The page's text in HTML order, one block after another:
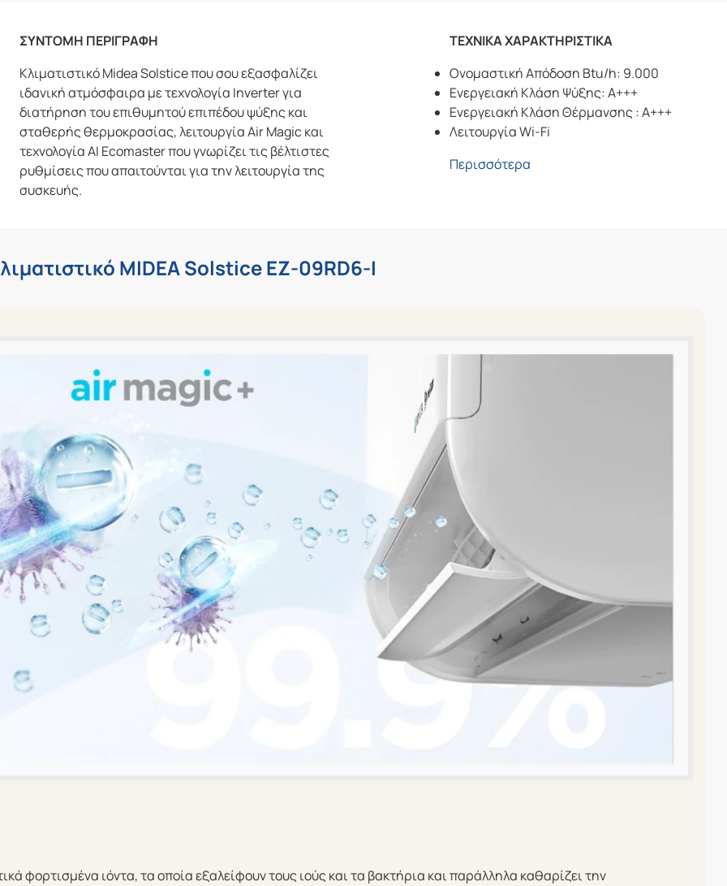
ΣΥΝΤΟΜΗ ΠΕΡΙΓΡΑΦΗ
Κλιματιστικό Midea Solstice που σου εξασφαλίζει
ιδανική ατμόσφαιρα με τεχνολογία Inverter για
διατήρηση του επιθυμητού επιπέδου ψύξης και
σταθερής θερμοκρασίας, λειτουργία Air Magic και
τεχνολογία ΑΙ Ecomaster που γνωρίζει τις βέλτιστες
ρυθμίσεις που απαιτούνται για την λειτουργία της
συσκευής.
ΤΕΧΝΙΚΑ ΧΑΡΑΚΤΗΡΙΣΤΙΚΑ
Ονομαστική Απόδοση Btu/h: 9.000
Ενεργειακή Κλάση Ψύξης: A+++
Ενεργειακή Κλάση Θέρμανσης : A+++
Λειτουργία Wi-Fi
Περισσότερα
MIDEA Solstice EZ-09RD6-I
φορτισμένα ιόντα, τα οποία εξαλείφουν τους ιούς και τα βακτήρια και παράλληλα καθαρίζει την